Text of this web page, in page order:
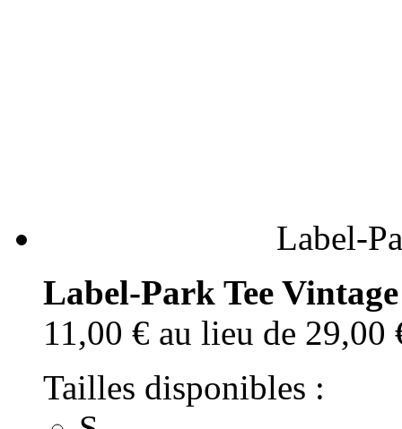
Label-
Label-Park Tee
11,00 € au lieu de 29,00
Tailles disponibles :